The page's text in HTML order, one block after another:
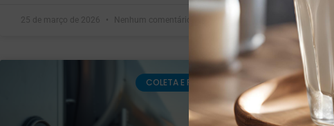
25 de março de 2026 Nenhum comentário 23 de
COLETA E RECEPÇÃO